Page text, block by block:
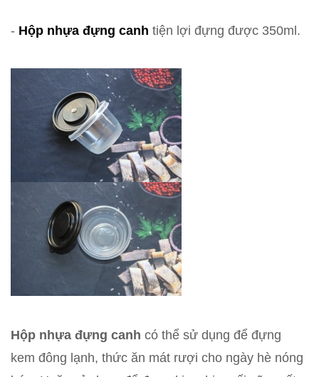
- Hộp nhựa đựng canh tiện lợi đựng được 350ml.
Hộp nhựa đựng canh có thể sử dụng để đựng
kem đông lạnh, thức ăn mát rượi cho ngày hè nóng